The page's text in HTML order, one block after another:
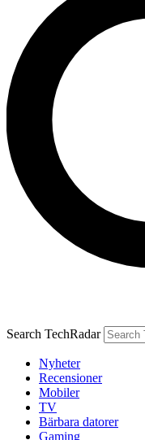
Search TechRadar
Nyheter
Recensioner
Mobiler
TV
Bärbara datorer
Gaming